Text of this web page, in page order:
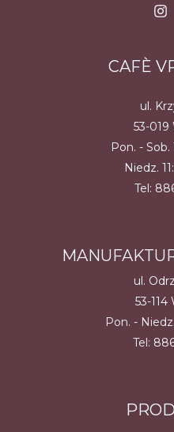
CAFÈ
ul.
53-019
Pon. -
Niedz.
Tel:
ul.
53-114
Pon. -
Tel: